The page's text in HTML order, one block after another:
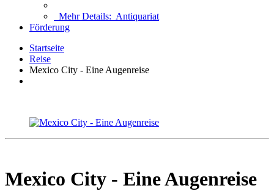
Mehr Details: Antiquariat
Förderung
Startseite
Reise
Mexico City - Eine Augenreise
Mexico City - Eine Augenreise